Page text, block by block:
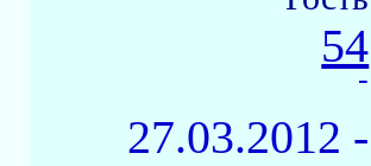
54
-
27.03.2012 -